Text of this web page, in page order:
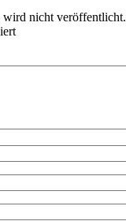
nicht veröffentlicht.